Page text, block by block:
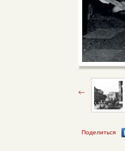
Поделиться